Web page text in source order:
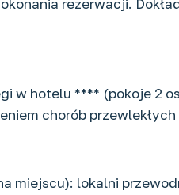
rezerwacji.
w hotelu **** (pokoje 2
chorób
miejscu): lokalni